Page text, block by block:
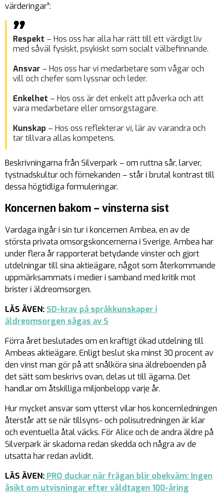
värderingar”:
Respekt – Hos oss har alla har rätt till ett värdigt liv
med såväl fysiskt, psykiskt som socialt välbefinnande.
Ansvar – Hos oss har vi medarbetare som vågar och
vill och chefer som lyssnar och leder.
Enkelhet – Hos oss är det enkelt att påverka och att
vara medarbetare eller omsorgstagare.
Kunskap – Hos oss reflekterar vi, lär av varandra och
tar tillvara allas kompetens.
Beskrivningarna från Silverpark – om ruttna sår, larver,
tystnadskultur och förnekanden – står i brutal kontrast till
dessa högtidliga formuleringar.
Koncernen bakom – vinsterna sist
Vardaga ingår i sin tur i koncernen Ambea, en av de
största privata omsorgskoncernerna i Sverige. Ambea har
under flera år rapporterat betydande vinster och gjort
utdelningar till sina aktieägare, något som återkommande
uppmärksammats i medier i samband med kritik mot
brister i äldreomsorgen.
LÄS ÄVEN: SD-krav på språkkunskaper i
äldreomsorgen sågas av S
Förra året beslutades om en kraftigt ökad utdelning till
Ambeas aktieägare. Enligt beslut ska minst 30 procent av
den vinst man gör på att snålköra sina äldreboenden på
det sätt som beskrivs ovan, delas ut till ägarna. Det
handlar om åtskilliga miljonbelopp varje år.
Hur mycket ansvar som ytterst vilar hos koncernledningen
återstår att se när tillsyns- och polisutredningen är klar
och eventuella åtal väcks. För Alice och de andra äldre på
Silverpark är skadorna redan skedda och några av de
utsatta har redan avlidit.
LÄS ÄVEN: PRO duckar när frågan blir obekväm: Ingen
åsikt om utvisningar efter våldtagen 100-åring